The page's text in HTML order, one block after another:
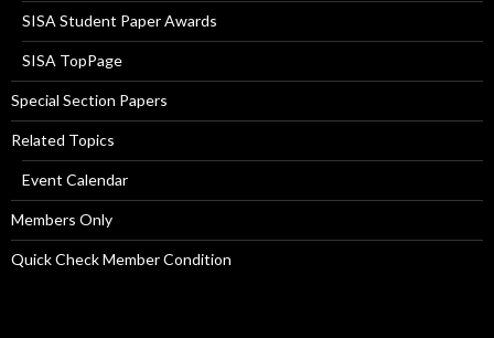
SISA Student Paper Awards
SISA TopPage
Special Section Papers
Related Topics
Event Calendar
Members Only
Quick Check Member Condition